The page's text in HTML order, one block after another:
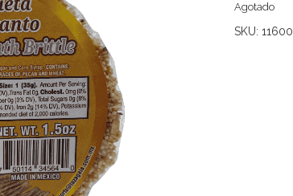
Agotado
SKU:11600